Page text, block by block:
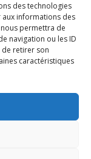
des technologies
informations des
permettra de
navigation ou les ID
de retirer son
caractéristiques